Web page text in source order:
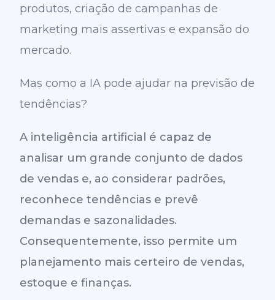
produtos, criação de campanhas de
marketing mais assertivas e expansão do
mercado.
Mas como a IA pode ajudar na previsão de
tendências?
A inteligência artificial é capaz de
analisar um grande conjunto de dados
de vendas e, ao considerar padrões,
reconhece tendências e prevê
demandas e sazonalidades.
Consequentemente, isso permite um
planejamento mais certeiro de vendas,
estoque e finanças.